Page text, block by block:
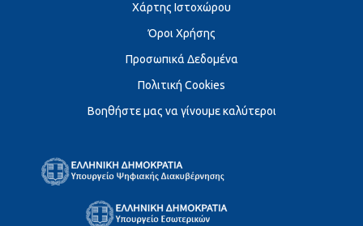
Χάρτης Ιστοχώρου
Όροι Χρήσης
Προσωπικά Δεδομένα
Πολιτική Cookies
Βοηθήστε μας να γίνουμε καλύτεροι